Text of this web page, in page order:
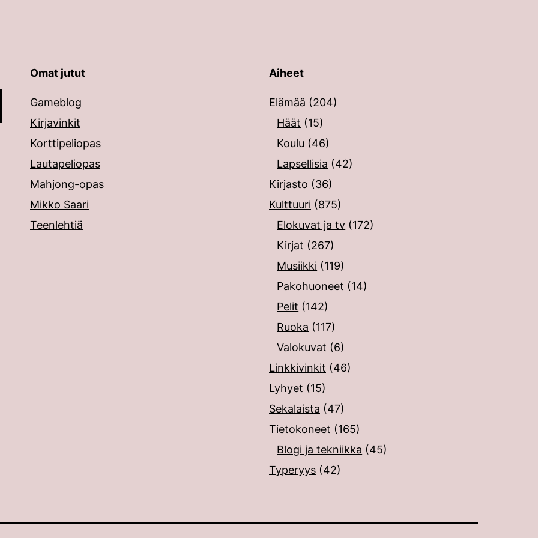
ylös ja alas ja siirtyä halutulle sivulle enterin painalluksella. Kosketusnäytöllisten laitteiden
Omat jutut
Gameblog
Kirjavinkit
Korttipeliopas
Lautapeliopas
Mahjong-opas
Mikko Saari
Teenlehtiä
Aiheet
Elämää (204)
Häät (15)
Koulu (46)
Lapsellisia (42)
Kirjasto (36)
Kulttuuri (875)
Elokuvat ja tv (172)
Kirjat (267)
Musiikki (119)
Pakohuoneet (14)
Pelit (142)
Ruoka (117)
Valokuvat (6)
Linkkivinkit (46)
Lyhyet (15)
Sekalaista (47)
Tietokoneet (165)
Blogi ja tekniikka (45)
Typeryys (42)